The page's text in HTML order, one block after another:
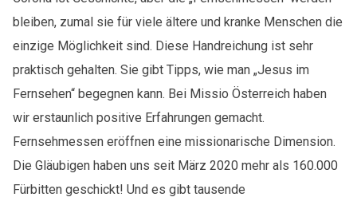
bleiben, zumal sie für viele ältere und kranke Menschen die
einzige Möglichkeit sind. Diese Handreichung ist sehr
praktisch gehalten. Sie gibt Tipps, wie man „Jesus im
Fernsehen“ begegnen kann. Bei Missio Österreich haben
wir erstaunlich positive Erfahrungen gemacht.
Fernsehmessen eröffnen eine missionarische Dimension.
Die Gläubigen haben uns seit März 2020 mehr als 160.000
Fürbitten geschickt! Und es gibt tausende